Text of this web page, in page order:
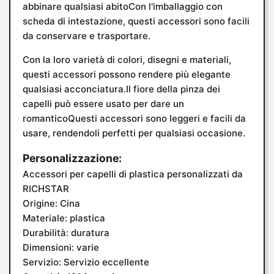
abbinare qualsiasi abitoCon l'imballaggio con
scheda di intestazione, questi accessori sono facili
da conservare e trasportare.
Con la loro varietà di colori, disegni e materiali,
questi accessori possono rendere più elegante
qualsiasi acconciatura.Il fiore della pinza dei
capelli può essere usato per dare un
romanticoQuesti accessori sono leggeri e facili da
usare, rendendoli perfetti per qualsiasi occasione.
Personalizzazione:
Accessori per capelli di plastica personalizzati da
RICHSTAR
Origine: Cina
Materiale: plastica
Durabilità: duratura
Dimensioni: varie
Servizio: Servizio eccellente